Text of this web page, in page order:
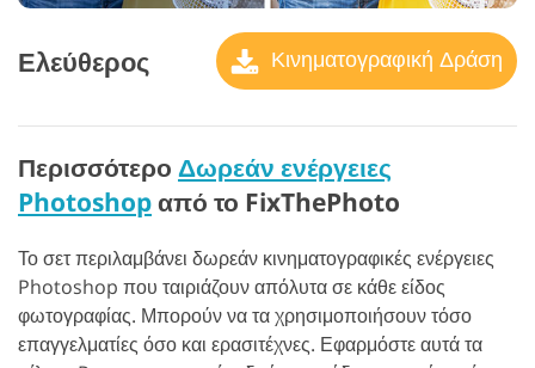
Ελεύθερος Κινηματογραφική Δράση
Περισσότερο Δωρεάν ενέργειες
Photoshopαπό το FixThePhoto
Το σετ περιλαμβάνει δωρεάν κινηματογραφικές ενέργειες
Photoshop που ταιριάζουν απόλυτα σε κάθε είδος
φωτογραφίας. Μπορούν να τα χρησιμοποιήσουν τόσο
επαγγελματίες όσο και ερασιτέχνες. Εφαρμόστε αυτά τα